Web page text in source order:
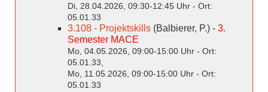
Di, 28.04.2026, 09:30-12:45 Uhr - Ort:
05.01.33
3.108 - Projektskills (Balbierer, P.) - 3.
Semester MACE
Mo, 04.05.2026, 09:00-15:00 Uhr - Ort:
05.01.33,
Mo, 11.05.2026, 09:00-15:00 Uhr - Ort:
05.01.33